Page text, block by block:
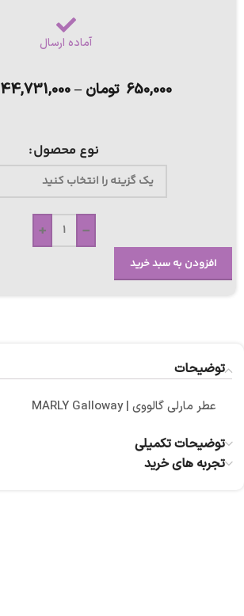
آماده ارسال
650,000 تومان –
44,731,000
نوع محصول
-
+
افزودن به سبد خرید
توضیحات
عطر مارلی گالووی | MARLY Galloway
توضیحات تکمیلی
تجربه های خرید